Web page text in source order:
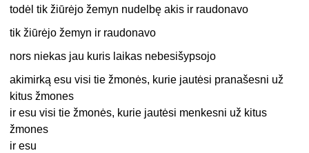
todėl tik žiūrėjo žemyn nudelbę akis ir raudonavo
tik žiūrėjo žemyn ir raudonavo
nors niekas jau kuris laikas nebesišypsojo
akimirką esu visi tie žmonės, kurie jautėsi pranašesni už
kitus žmones
ir esu visi tie žmonės, kurie jautėsi menkesni už kitus
žmones
ir esu